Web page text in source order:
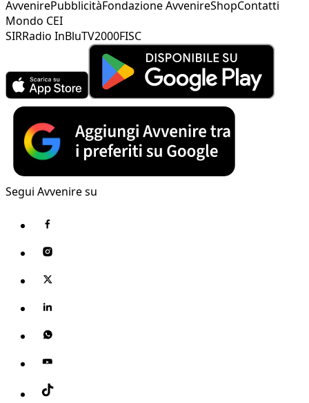
AvvenirePubblicitàFondazione AvvenireShopContatti
Mondo CEI
SIRRadio InBluTV2000FISC
Segui Avvenire su